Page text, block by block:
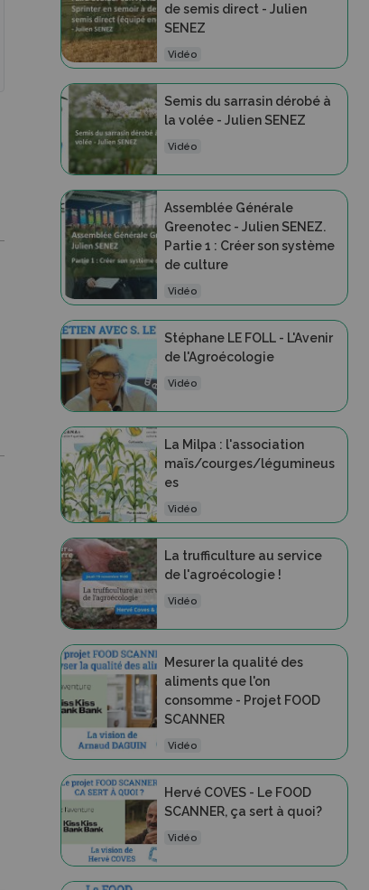
de semis direct - Julien
SENEZ
Vidéo
Semis du sarrasin dérobé à
la volée - Julien SENEZ
Vidéo
Assemblée Générale
Greenotec - Julien SENEZ.
Partie 1 : Créer son système
de culture
Vidéo
Stéphane LE FOLL - L'Avenir
de l'Agroécologie
Vidéo
La Milpa : l'association
maïs/courges/légumineus
es
Vidéo
La trufficulture au service
de l'agroécologie !
Vidéo
Mesurer la qualité des
aliments que l'on
consomme - Projet FOOD
SCANNER
Vidéo
Hervé COVES - Le FOOD
SCANNER, ça sert à quoi?
Vidéo